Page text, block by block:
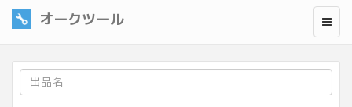
オークツール